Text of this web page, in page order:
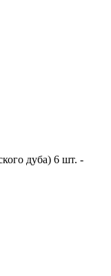
дуба) 6 шт. -